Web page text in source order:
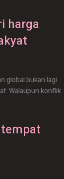
harga
global bukan lagi
Walaupun konflik